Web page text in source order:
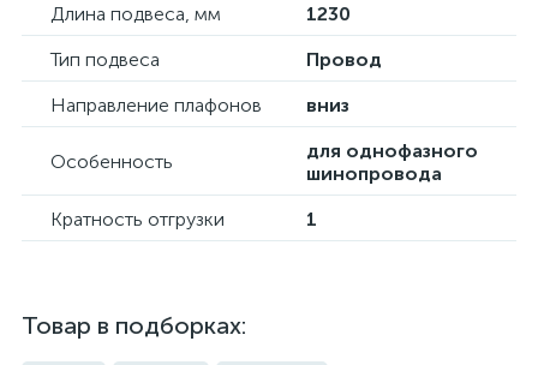
Длина подвеса, мм
1230
Тип подвеса
Провод
Направление плафонов
вниз
Особенность
для однофазного
шинопровода
Кратность отгрузки
1
Товар в подборках: